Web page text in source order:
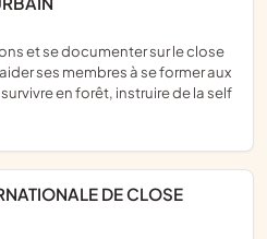
ses membres à se former aux
en forêt, instruire de la self